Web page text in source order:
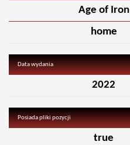
Age of Iron
home
Data wydania
2022
Posiada pliki pozycji
true